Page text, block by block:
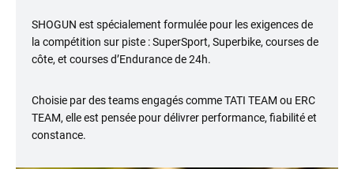
SHOGUN est spécialement formulée pour les exigences de
la compétition sur piste : SuperSport, Superbike, courses de
côte, et courses d’Endurance de 24h.
Choisie par des teams engagés comme TATI TEAM ou ERC
TEAM, elle est pensée pour délivrer performance, fiabilité et
constance.